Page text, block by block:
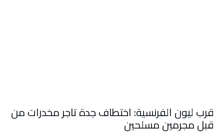
قرب ليون الفرنسية: اختطاف جدة تاجر مخدرات من
قبل مجرمين مسلحين